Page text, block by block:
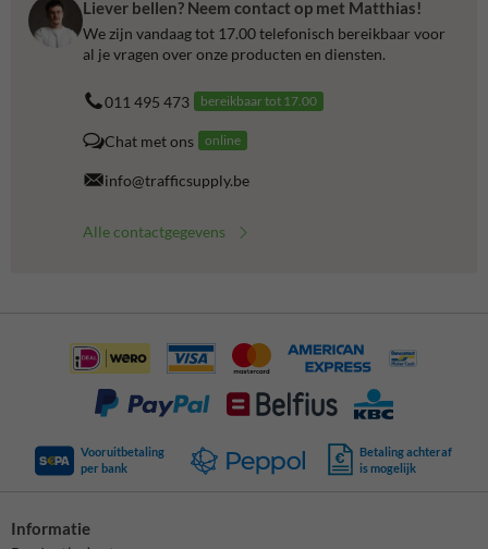
Liever bellen? Neem contact op met Matthias!
We zijn vandaag tot 17.00 telefonisch bereikbaar voor
al je vragen over onze producten en diensten.
011 495 473 bereikbaar tot 17.00
Chat met ons online
info@trafficsupply.be
Alle contactgegevens
Vooruitbetaling
per bank
Betaling achteraf
is mogelijk
Informatie